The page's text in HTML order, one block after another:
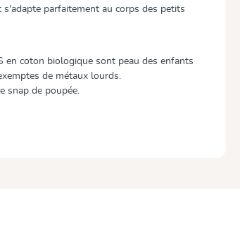
parfaitement au corps des petits
en coton biologique sont peau des enfants
de métaux lourds.
snap de poupée.